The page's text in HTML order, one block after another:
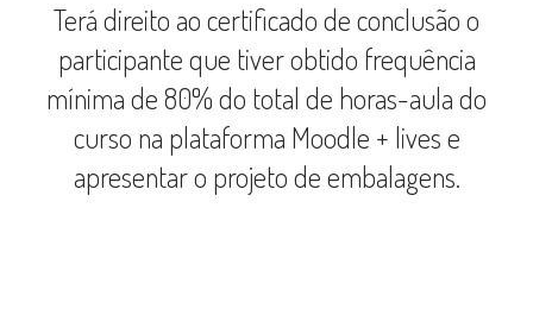
Terá direito ao certificado de conclusão o
participante que tiver obtido frequência
mínima de 80% do total de horas-aula do
curso na plataforma Moodle + lives e
apresentar o projeto de embalagens.